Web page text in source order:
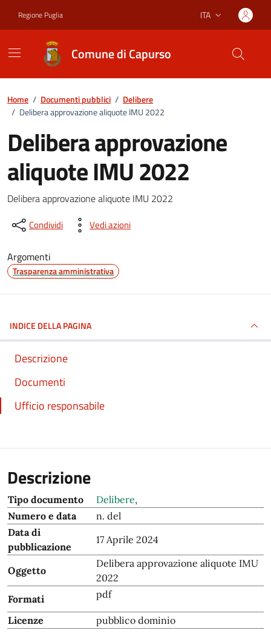
Regione Puglia Lingua attiva:
ITA
Comune di Capurso
Home / Documenti pubblici / Delibere
/ Delibera approvazione aliquote IMU 2022
Delibera approvazione
aliquote IMU 2022
Dettagli del documento
Delibera approvazione aliquote IMU 2022
Condividi Vedi azioni
Argomenti
Trasparenza amministrativa
INDICE DELLA PAGINA
Descrizione
Documenti
Ufficio responsabile
Descrizione
Tipo documento Delibere,
Numero e data
n. del
Data di
pubblicazione
17 Aprile 2024
Oggetto
Delibera approvazione aliquote IMU
2022
Formati
pdf
Licenze pubblico dominio